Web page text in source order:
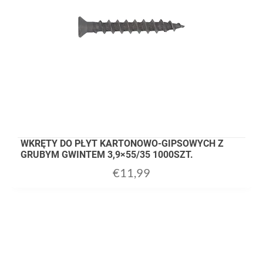
WKRĘTY DO PŁYT KARTONOWO-GIPSOWYCH Z
GRUBYM GWINTEM 3,9×55/35 1000SZT.
€11,99